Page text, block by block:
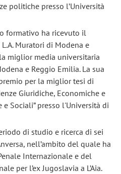
politiche presso l’Università
formativo ha ricevuto il
Muratori di Modena e
miglior media universitaria
e Reggio Emilia. La sua
per la miglior tesi di
Giuridiche, Economiche e
e Sociali” presso l'Università di
di studio e ricerca di sei
nell’ambito del quale ha
Internazionale e del
per l’ex Jugoslavia a L’Aia.